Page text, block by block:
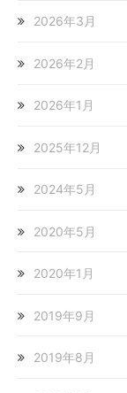
2026年3月
2026年2月
2026年1月
2025年12月
2024年5月
2020年5月
2020年1月
2019年9月
2019年8月